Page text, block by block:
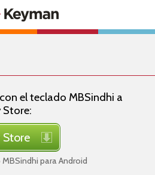
el teclado MBSindhi a
Store:
Store
para Android